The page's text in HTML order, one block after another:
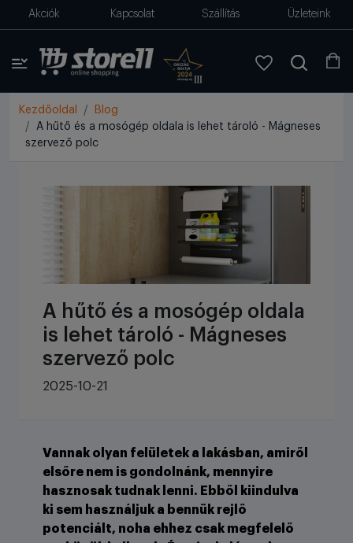
Akciók Kapcsolat Szállítás Üzleteink
Kezdőoldal
Blog
A hűtő és a mosógép oldala is lehet tároló - Mágneses
szervező polc
A hűtő és a mosógép oldala
is lehet tároló - Mágneses
szervező polc
2025-10-21
Vannak olyan felületek a lakásban, amiről
elsőre nem is gondolnánk, mennyire
hasznosak tudnak lenni. Ebből kiindulva
ki sem használjuk a bennük rejlő
potenciált, noha ehhez csak megfelelő